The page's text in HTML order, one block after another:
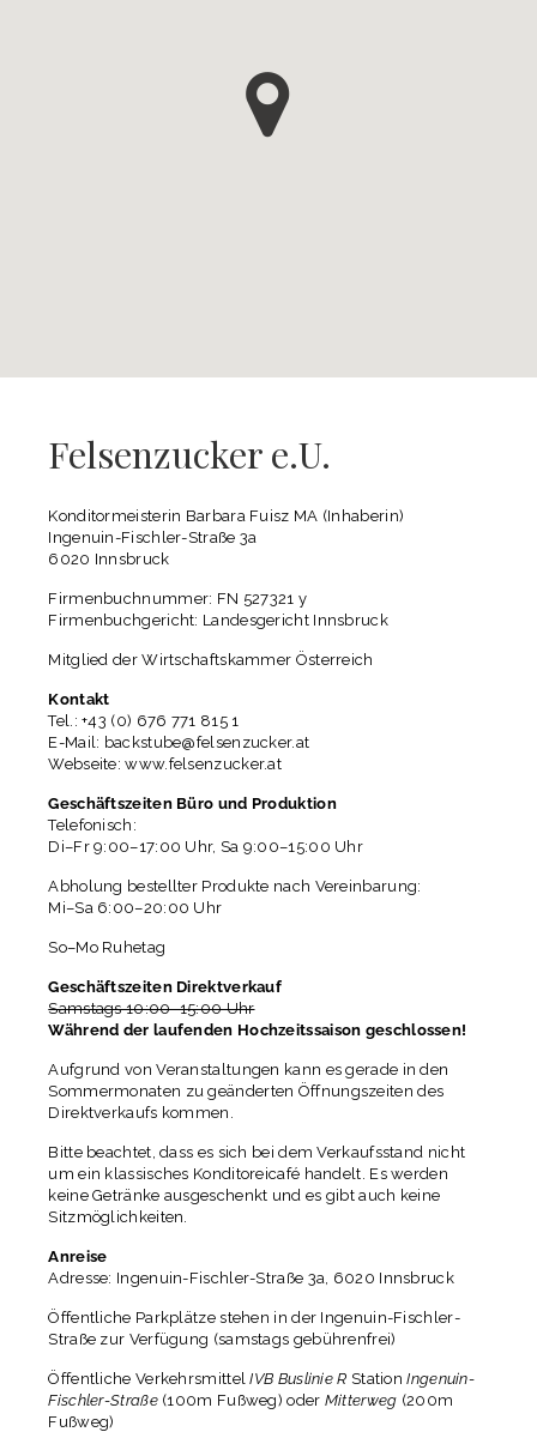
Felsenzucker e.U.
Konditormeisterin Barbara Fuisz MA (Inhaberin)
Ingenuin-Fischler-Straße 3a
6020 Innsbruck
Firmenbuchnummer: FN 527321 y
Firmenbuchgericht: Landesgericht Innsbruck
Mitglied derWirtschaftskammer Österreich
Kontakt
Tel.: +43 (0) 676 771 815 1
E-Mail: backstube@felsenzucker.at
Webseite:www.felsenzucker.at
Geschäftszeiten Büro und Produktion
Telefonisch:
Di–Fr 9:00–17:00 Uhr, Sa 9:00–15:00 Uhr
Abholung bestellter Produkte nach Vereinbarung:
Mi–Sa 6:00–20:00 Uhr
So–Mo Ruhetag
Geschäftszeiten Direktverkauf
Samstags 10:00–15:00 Uhr
Während der laufenden Hochzeitssaison geschlossen!
Aufgrund von Veranstaltungen kann es gerade in den
Sommermonaten zu geänderten Öffnungszeiten des
Direktverkaufs kommen.
Bitte beachtet, dass es sich bei dem Verkaufsstand nicht
um ein klassisches Konditoreicafé handelt. Es werden
keine Getränke ausgeschenkt und es gibt auch keine
Sitzmöglichkeiten.
Anreise
Adresse: Ingenuin-Fischler-Straße 3a, 6020 Innsbruck
Öffentliche Parkplätze stehen in der Ingenuin-Fischler-
Straße zur Verfügung (samstags gebührenfrei)
Öffentliche VerkehrsmittelIVB Buslinie R StationIngenuin-
Fischler-Straße(100m Fußweg) oder Mitterweg (200m
Fußweg)